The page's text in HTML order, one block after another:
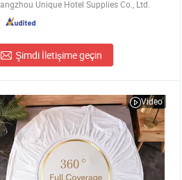
Unique Hotel Supplies Co., Ltd.
Şimdi İletişime geçin
Video